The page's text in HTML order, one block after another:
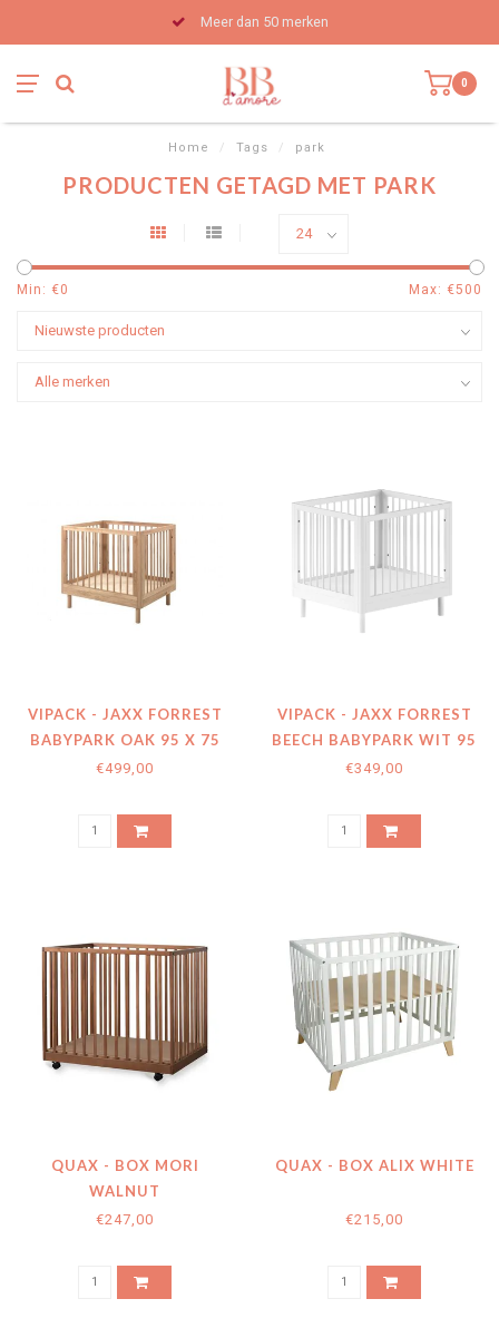
Meer dan 50 merken
0
Home / Tags / park
PRODUCTEN GETAGD MET PARK
Min: €0 Max: €500
VIPACK - JAXX FORREST
BABYPARK OAK 95 X 75
CM
€499,00
VIPACK - JAXX FORREST
BEECH BABYPARK WIT 95
X 75 CM
€349,00
QUAX - BOX MORI
WALNUT
€247,00
QUAX - BOX ALIX WHITE
€215,00